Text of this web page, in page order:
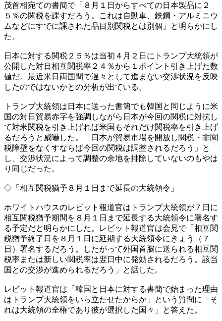
茂首相宛ての書簡で「８月１日からすべての日本製品に２
５％の関税を課すだろう。これは自動車、鉄鋼・アルミニウ
ムなどにすでに課された品目別関税とは別個」と明らかにし
た。
日本に対する関税２５％は当初４月２日にトランプ大統領が
公開した対日相互関税率２４％から１ポイント引き上げた数
値だ。最近米日両国間で遅々として進まない交渉状況を反映
したのではないかとの分析が出ている。
トランプ大統領は日本に送った書簡でも韓国と同じように米
国の対日貿易赤字を強調しながら日本が今回の関税に対抗し
て対米関税を引き上げれば米国もそれだけ関税率を引き上げ
るだろうと威嚇した。「日本が貿易市場を開放し関税・非関
税障壁をなくすならば今回の関税は調整されるだろう」と
し、交渉状況によって調整の余地を排除していないのもやは
り同じだった。
◇「相互関税猶予８月１日まで延長の大統領令」
ホワイトハウスのレビット報道官はトランプ大統領が７日に
相互関税猶予期間を８月１日まで延長する大統領令に署名す
る予定だと明らかにした。レビット報道官は会見で「相互関
税猶予終了日を８月１日に延期する大統領令にきょう（７
日）署名するだろう。したがって外国首脳に送られる相互関
税率または新しい関税率は翌日中に発効されるだろう。該当
国との交渉が進められるだろう」と話した。
レビット報道官は「韓国と日本に対する書簡で始まった理由
はトランプ大統領をいら立たせたからか」という質問に「そ
れは大統領の全権であり彼が選択した国々」と答えた。